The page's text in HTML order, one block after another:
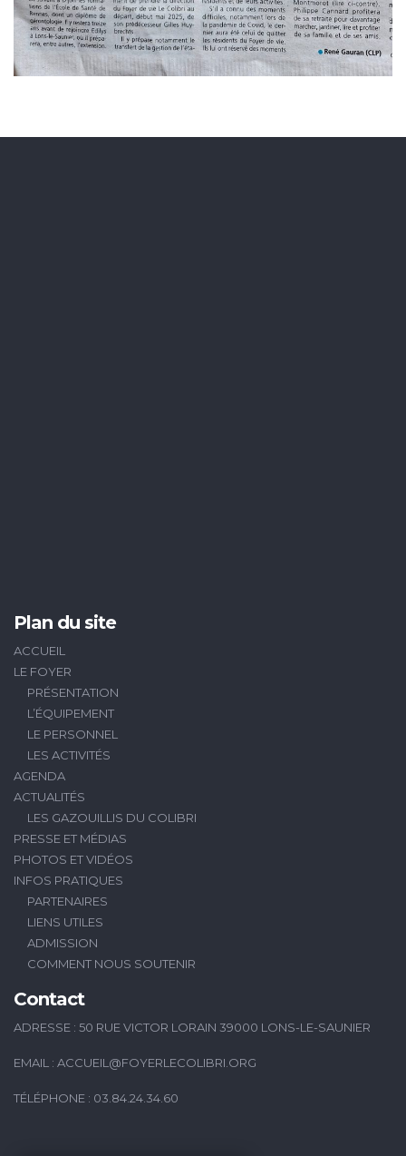
Plan du site
ACCUEIL
LE FOYER
PRÉSENTATION
L’ÉQUIPEMENT
LE PERSONNEL
LES ACTIVITÉS
AGENDA
ACTUALITÉS
LES GAZOUILLIS DU COLIBRI
PRESSE ET MÉDIAS
PHOTOS ET VIDÉOS
INFOS PRATIQUES
PARTENAIRES
LIENS UTILES
ADMISSION
COMMENT NOUS SOUTENIR
Contact
ADRESSE : 50 RUE VICTOR LORAIN 39000 LONS-LE-SAUNIER
EMAIL : ACCUEIL@FOYERLECOLIBRI.ORG
TÉLÉPHONE : 03.84.24.34.60